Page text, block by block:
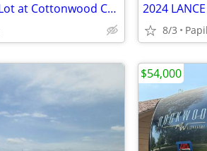
2004 Class C RV and/or Lot at Cottonwood Cove
8/3
$54,000